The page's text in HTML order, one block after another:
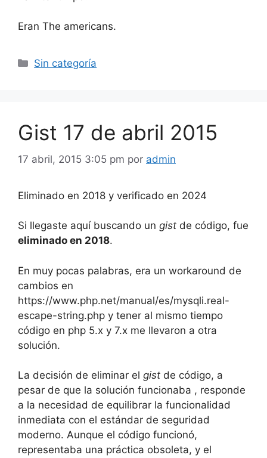
Eran The americans.
Categorías
Sin categoría
Gist 17 de abril 2015
17 abril, 2015 3:05 pm por admin
Eliminado en 2018 y verificado en 2024
Si llegaste aquí buscando un gist de código, fue
eliminado en 2018.
En muy pocas palabras, era un workaround de
cambios en
https://www.php.net/manual/es/mysqli.real-
escape-string.php y tener al mismo tiempo
código en php 5.x y 7.x me llevaron a otra
solución.
La decisión de eliminar el gist de código, a
pesar de que la solución funcionaba , responde
a la necesidad de equilibrar la funcionalidad
inmediata con el estándar de seguridad
moderno. Aunque el código funcionó,
representaba una práctica obsoleta, y el